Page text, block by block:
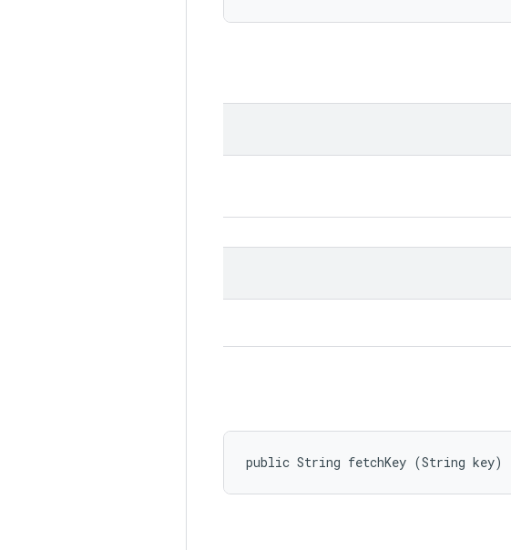
public String fetchKey (String key)